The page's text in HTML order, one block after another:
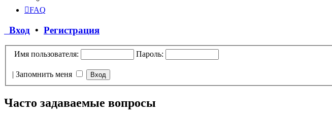
FAQ
Вход • Регистрация
Имя пользователя: Пароль:
| Запомнить меня
Часто задаваемые вопросы